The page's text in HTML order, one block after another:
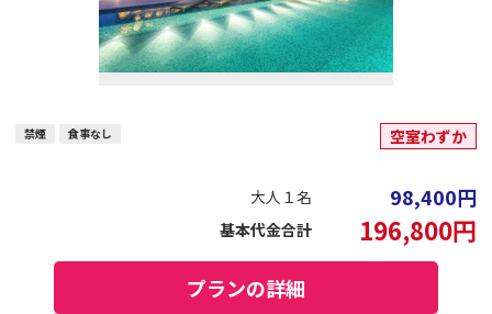
禁煙 食事なし 空室わずか
大人１名 98,400円
基本代金合計 196,800円
プランの詳細